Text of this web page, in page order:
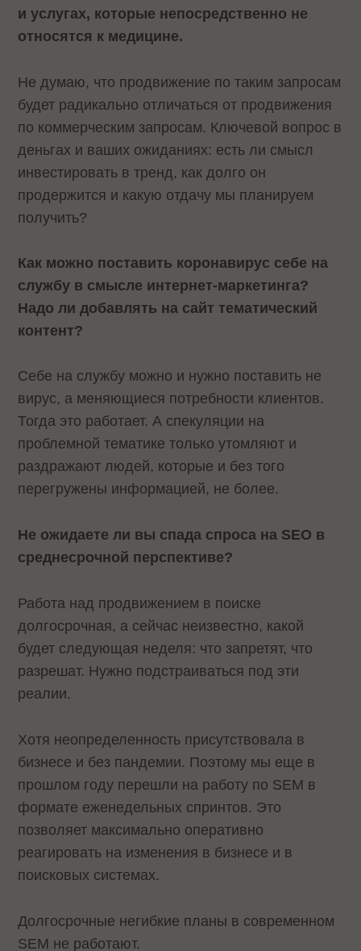
и услугах, которые непосредственно не
относятся к медицине.
Не думаю, что продвижение по таким запросам
будет радикально отличаться от продвижения
по коммерческим запросам. Ключевой вопрос в
деньгах и ваших ожиданиях: есть ли смысл
инвестировать в тренд, как долго он
продержится и какую отдачу мы планируем
получить?
Как можно поставить коронавирус себе на
службу в смысле интернет-маркетинга?
Надо ли добавлять на сайт тематический
контент?
Себе на службу можно и нужно поставить не
вирус, а меняющиеся потребности клиентов.
Тогда это работает. А спекуляции на
проблемной тематике только утомляют и
раздражают людей, которые и без того
перегружены информацией, не более.
Не ожидаете ли вы спада спроса на SEO в
среднесрочной перспективе?
Работа над продвижением в поиске
долгосрочная, а сейчас неизвестно, какой
будет следующая неделя: что запретят, что
разрешат. Нужно подстраиваться под эти
реалии.
Хотя неопределенность присутствовала в
бизнесе и без пандемии. Поэтому мы еще в
прошлом году перешли на работу по SEM в
формате еженедельных спринтов. Это
позволяет максимально оперативно
реагировать на изменения в бизнесе и в
поисковых системах.
Долгосрочные негибкие планы в современном
SEM не работают.